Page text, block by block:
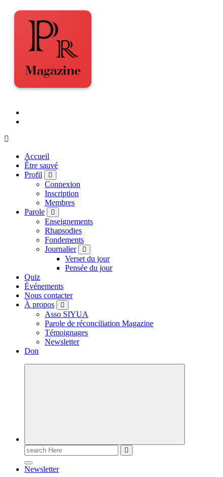
Accueil
Être sauvé
Profil
Connexion
Inscription
Membres
Parole
Enseignements
Rhapsodies
Fondements
Journalier
Verset du jour
Pensée du jour
Quiz
Événements
Nous contacter
À propos
Asso SIYUA
Parole de réconciliation Magazine
Témoignages
Newsletter
Don
Newsletter